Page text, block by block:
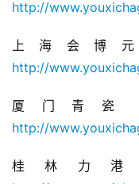
http://
上海会博
http://
厦门青瓷
http://
桂林力